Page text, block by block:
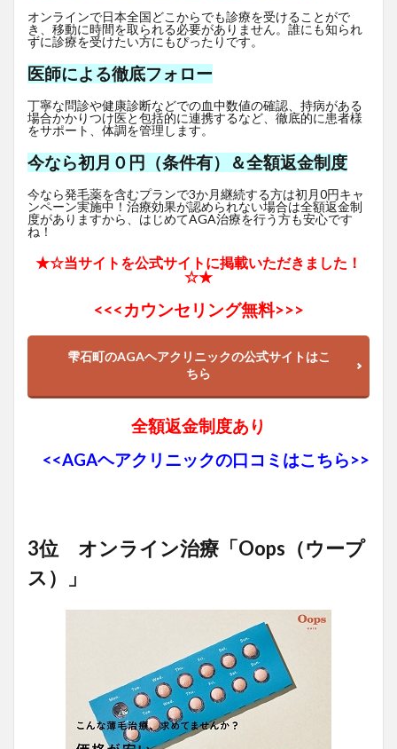
オンラインで日本全国どこからでも診療を受けることがで
き、移動に時間を取られる必要がありません。誰にも知られ
ずに診療を受けたい方にもぴったりです。
医師による徹底フォロー
丁寧な問診や健康診断などでの血中数値の確認、持病がある
場合かかりつけ医と包括的に連携するなど、徹底的に患者様
をサポート、体調を管理します。
今なら初月０円（条件有）＆全額返金制度
今なら発毛薬を含むプランで3か月継続する方は初月0円キャ
ンペーン実施中！治療効果が認められない場合は全額返金制
度がありますから、はじめてAGA治療を行う方も安心です
ね！
★☆当サイトを公式サイトに掲載いただきました！
☆★
<<<カウンセリング無料>>>
雫石町のAGAヘアクリニックの公式サイトはこ
ちら
全額返金制度あり
<<AGAヘアクリニックの口コミはこちら>>
3位 オンライン治療「Oops（ウープ
ス）」